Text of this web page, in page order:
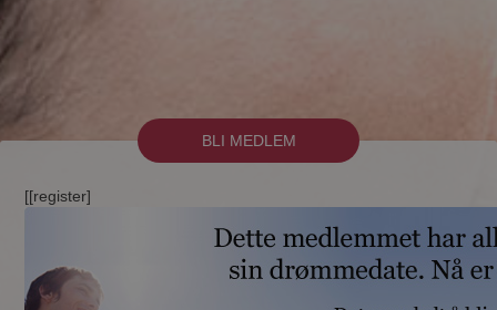
BLI MEDLEM
[[register]